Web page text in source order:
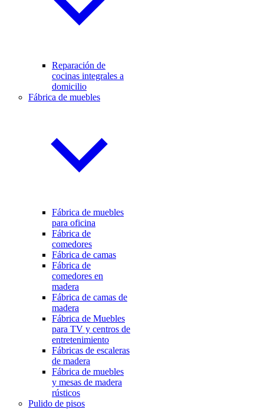
Reparación de
cocinas integrales a
domicilio
Fábrica de muebles
Fábrica de muebles
para oficina
Fábrica de
comedores
Fábrica de camas
Fábrica de
comedores en
madera
Fábrica de camas de
madera
Fábrica de Muebles
para TV y centros de
entretenimiento
Fábricas de escaleras
de madera
Fábrica de muebles
y mesas de madera
rústicos
Pulido de pisos